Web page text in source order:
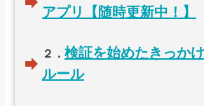
【誰にも言えない恋愛編】記事一覧
【職場恋愛編】記事一覧
アプリ【随時更新中！】
２． 検証を始めたきっか
ルール